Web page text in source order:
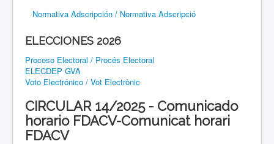
Normativa Adscripción / Normativa Adscripció
ELECCIONES 2026
Proceso Electoral / Procés Electoral
ELECDEP GVA
Voto Electrónico / Vot Electrònic
CIRCULAR 14/2025 - Comunicado
horario FDACV-Comunicat horari
FDACV